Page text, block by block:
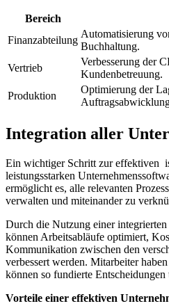
Bereich
Finanzabteilung
Automatisierung
Buchhaltung.
Vertrieb
Verbesserung der
⁣Kundenbetreuung.
Produktion
Optimierung der
Integration‌ aller
Ein ⁣wichtiger​ Schritt zur⁣ effektiven
leistungsstarken
⁢ermöglicht‌ es, alle relevanten
verwalten und miteinander⁢ zu
Durch die ​Nutzung einer
können⁢ Arbeitsabläufe optimiert,
⁣Kommunikation zwischen den
verbessert werden. Mitarbeiter
können so fundierte Entscheidungen
Vorteile einer effektiven⁢